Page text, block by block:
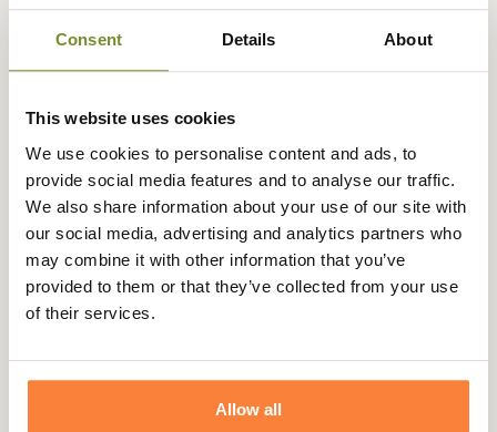
Consent Details About
This website uses cookies
We use cookies to personalise content and ads, to
provide social media features and to analyse our traffic.
We also share information about your use of our site with
our social media, advertising and analytics partners who
may combine it with other information that you’ve
provided to them or that they’ve collected from your use
of their services.
Allow all
la journée
retour sous
sécurisé
3 fois dès 100
euros
Description
Sunwill, leader mondial du pantalon Lifestyle vous
propose une gamme de pantalon en toile de qualité pour
vous accompagner au quotidien.
Extensible et élégant le pantalon en toile Sunwill est très
Vous remarquerez les finitions discrètes du pantalon en